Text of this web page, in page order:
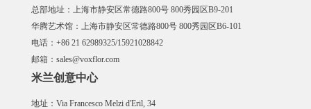
总部地址：上海市静安区常德路800号 800秀园区B9-201
华腾艺术馆：上海市静安区常德路800号 800秀园区B6-101
电话：+86 21 62989325/15921028842
邮箱：sales@voxflor.com
米兰创意中心
地址：Via Francesco Melzi d'Eril, 34